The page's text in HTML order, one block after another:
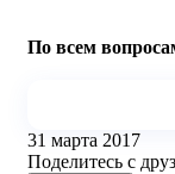
По всем
31 марта 2017
Поделитесь с